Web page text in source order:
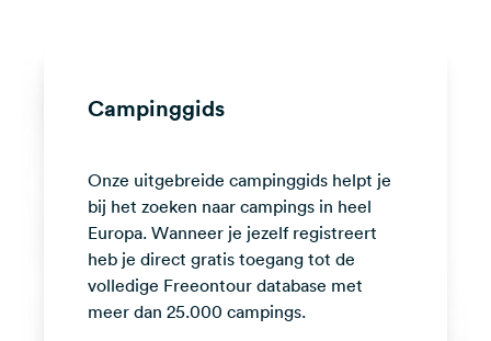
Facebook
Instagram
Campinggids
Onze uitgebreide campinggids helpt je
bij het zoeken naar campings in heel
Europa. Wanneer je jezelf registreert
heb je direct gratis toegang tot de
volledige Freeontour database met
meer dan 25.000 campings.